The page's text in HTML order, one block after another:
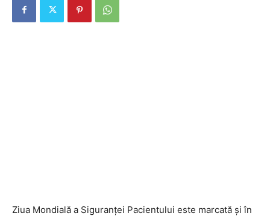
Ziua Mondială a Siguranței Pacientului este marcată și în